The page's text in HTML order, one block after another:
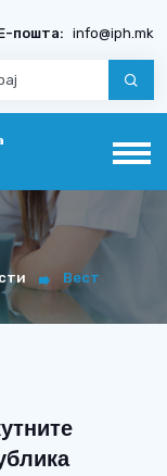
пошта: info@iph.mk
Вест